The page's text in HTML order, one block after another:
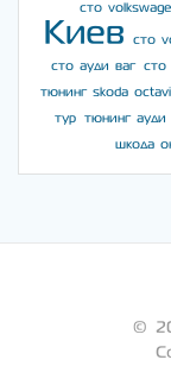
сто
Киев
сто
сто ауди ваг
сто
тюнинг skoda
тур
тюнинг ауди
шкода
©